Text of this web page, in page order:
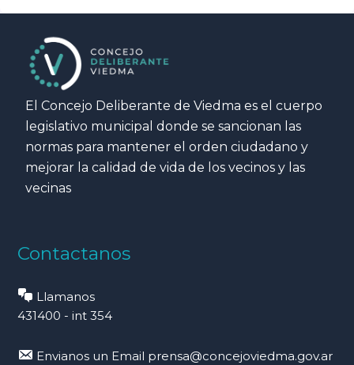
El Concejo Deliberante de Viedma es el cuerpo
legislativo municipal donde se sancionan las
normas para mantener el orden ciudadano y
mejorar la calidad de vida de los vecinos y las
vecinas
Contactanos
Llamanos
431400 - int 354
Envianos un Email prensa@concejoviedma.gov.ar